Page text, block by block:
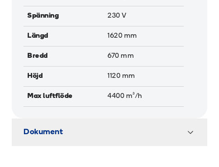
Spänning 230 V
Längd 1620 mm
Bredd 670 mm
Höjd 1120 mm
Max luftflöde 4400 m³/h
Dokument